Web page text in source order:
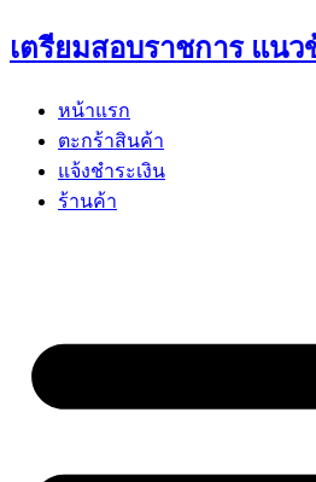
Skip
to
เตรียมสอบราชการ แน
หน้าแรก
ตะกร้าสินค้า
แจ้งชำระเงิน
ร้านค้า